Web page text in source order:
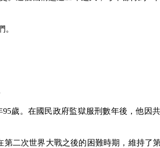
95歲。在國民政府監獄服刑數年後，他因
二次世界大戰之後的困難時期，維持了